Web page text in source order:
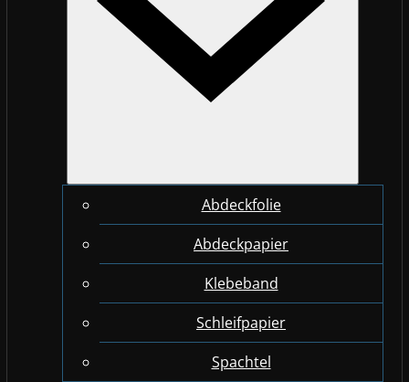
Abdeckfolie
Abdeckpapier
Klebeband
Schleifpapier
Spachtel